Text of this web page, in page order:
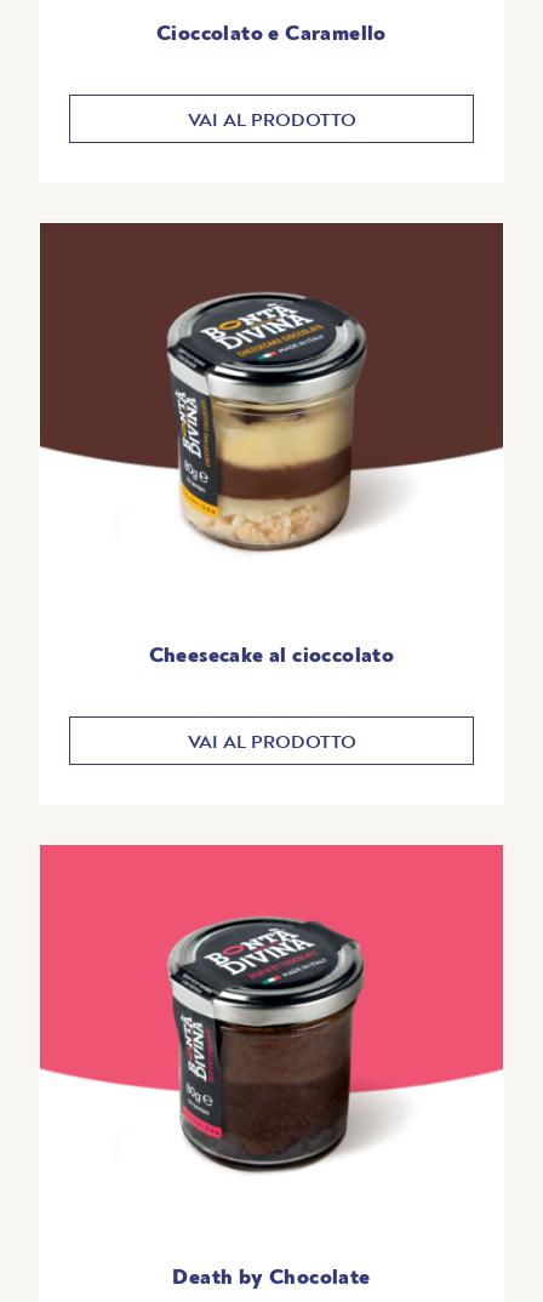
Cioccolato e Caramello
VAI AL PRODOTTO
Cheesecake al cioccolato
VAI AL PRODOTTO
Death by Chocolate